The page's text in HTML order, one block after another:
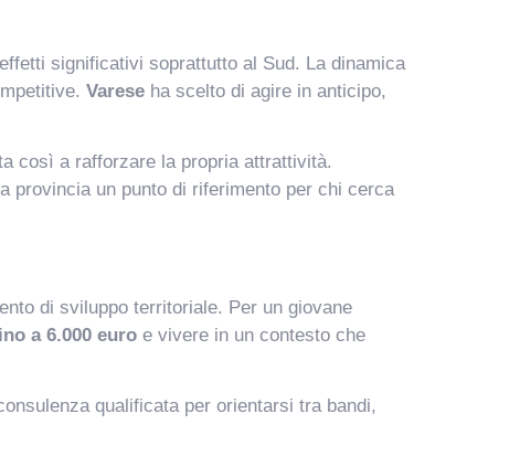
significativi soprattutto al Sud. La dinamica
Varese ha scelto di agire in anticipo,
così a rafforzare la propria attrattività.
provincia un punto di riferimento per chi cerca
di sviluppo territoriale. Per un giovane
a 6.000 euro e vivere in un contesto che
qualificata per orientarsi tra bandi,